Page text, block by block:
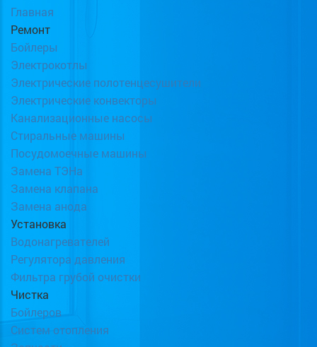
Главная
Ремонт
Бойлеры
Электрокотлы
Электрические полотенцесушители
Электрические конвекторы
Канализационные насосы
Стиральные машины
Посудомоечные машины
Замена ТЭНа
Замена клапана
Замена анода
Установка
Водонагревателей
Регулятора давления
Фильтра грубой очистки
Чистка
Бойлеров
Систем отопления